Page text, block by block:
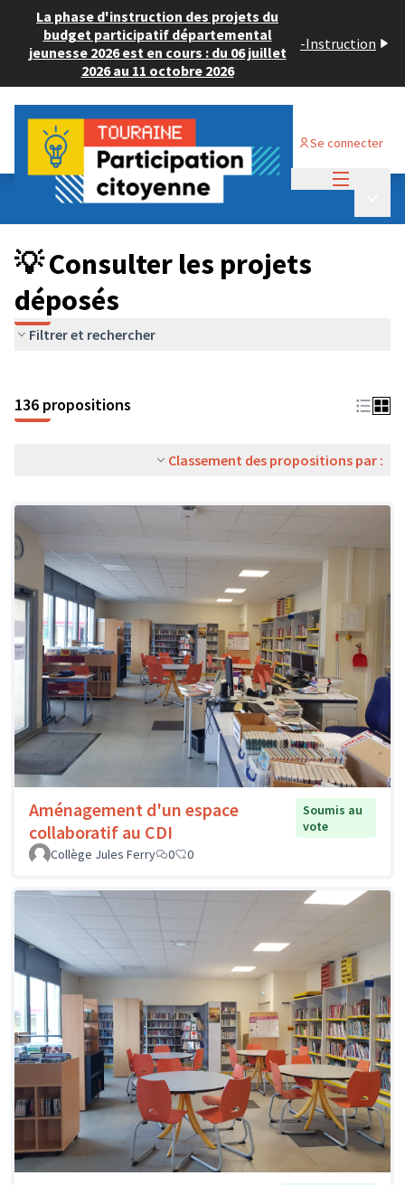
La phase d'instruction des projets du
budget participatif départemental
jeunesse 2026 est en cours : du 06 juillet
2026 au 11 octobre 2026
-Instruction
Se connecter
Budget Participatif JEUNESSE 2024
💡 Consulter les projets déposés
💡 Consulter les projets
déposés
Filtrer et rechercher
136 propositions
Classement des propositions par :
Aménagement d'un espace
collaboratif au CDI
Soumis au
vote
Collège Jules Ferry
0 0